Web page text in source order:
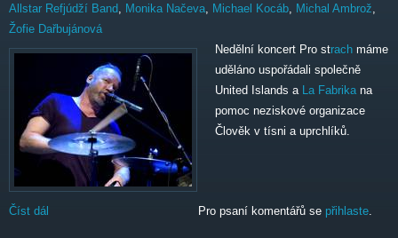
Allstar Refjúdží Band
Monika Načeva Michael Kocáb Michal Ambrož
Žofie Dařbujánová
Nedělní koncert Pro strach máme
uděláno uspořádali společně
United Islands a
La Fabrika na
pomoc neziskové organizace
Člověk v tísni a uprchlíků.
Číst dál Pro psaní komentářů se přihlaste.